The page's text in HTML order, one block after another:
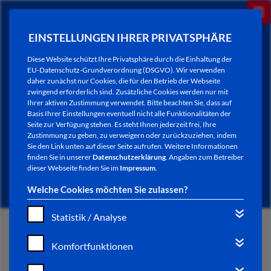
EINSTELLUNGEN IHRER PRIVATSPHÄRE
Diese Website schützt Ihre Privatsphäre durch die Einhaltung der
EU-Datenschutz-Grundverordnung (DSGVO). Wir verwenden
daher zunächst nur Cookies, die für den Betrieb der Webseite
zwingend erforderlich sind. Zusätzliche Cookies werden nur mit
Ihrer aktiven Zustimmung verwendet. Bitte beachten Sie, dass auf
Basis Ihrer Einstellungen eventuell nicht alle Funktionalitäten der
Seite zur Verfügung stehen. Es steht Ihnen jederzeit frei, Ihre
Zustimmung zu geben, zu verweigern oder zurückzuziehen, indem
Sie den Link unten auf dieser Seite aufrufen. Weitere Informationen
finden Sie in unsererDatenschutzerklärung. Angaben zum Betreiber
dieser Webseite finden Sie im Impressum.
Welche Cookies möchten Sie zulassen?
Statistik / Analyse
Komfortfunktionen
NEWSLETTER / CITY LETTER
START